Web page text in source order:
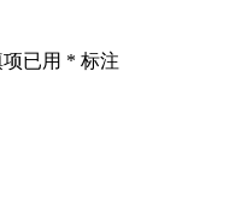
已用 * 标注